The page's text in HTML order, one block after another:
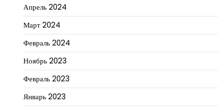
Апрель 2024
Март 2024
Февраль 2024
Ноябрь 2023
Февраль 2023
Январь 2023